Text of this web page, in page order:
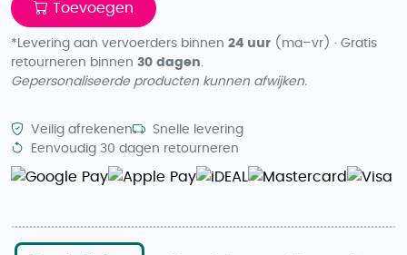
Toevoegen
*Levering aan vervoerders binnen 24 uur (ma–vr) · Gratis
retourneren binnen 30 dagen.
Gepersonaliseerde producten kunnen afwijken.
Veilig afrekenen
Snelle levering
Eenvoudig 30 dagen retourneren